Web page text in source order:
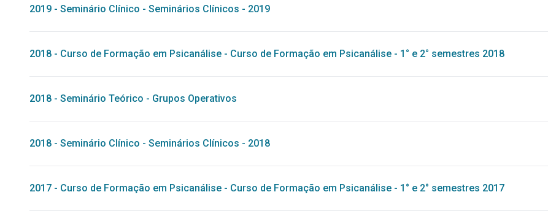
2019 - Seminário Clínico - Seminários Clínicos - 2019
2018 - Curso de Formação em Psicanálise - Curso de Formação em Psicanálise - 1° e 2° semestres 2018
2018 - Seminário Teórico - Grupos Operativos
2018 - Seminário Clínico - Seminários Clínicos - 2018
2017 - Curso de Formação em Psicanálise - Curso de Formação em Psicanálise - 1° e 2° semestres 2017